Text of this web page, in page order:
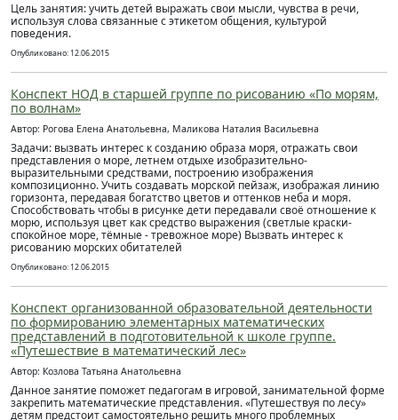
Цель занятия: учить детей выражать свои мысли, чувства в речи,
используя слова связанные с этикетом общения, культурой
поведения.
Опубликовано: 12.06.2015
Конспект НОД в старшей группе по рисованию «По морям,
по волнам»
Автор: Рогова Елена Анатольевна, Маликова Наталия Васильевна
Задачи: вызвать интерес к созданию образа моря, отражать свои
представления о море, летнем отдыхе изобразительно-
выразительными средствами, построению изображения
композиционно. Учить создавать морской пейзаж, изображая линию
горизонта, передавая богатство цветов и оттенков неба и моря.
Способствовать чтобы в рисунке дети передавали своё отношение к
морю, используя цвет как средство выражения (светлые краски-
спокойное море, тёмные - тревожное море) Вызвать интерес к
рисованию морских обитателей
Опубликовано: 12.06.2015
Конспект организованной образовательной деятельности
по формированию элементарных математических
представлений в подготовительной к школе группе.
«Путешествие в математический лес»
Автор: Козлова Татьяна Анатольевна
Данное занятие поможет педагогам в игровой, занимательной форме
закрепить математические представления. «Путешествуя по лесу»
детям предстоит самостоятельно решить много проблемных